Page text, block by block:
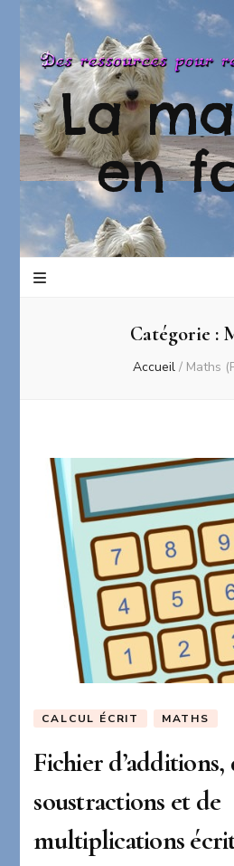
La
en
Catégorie :
Accueil / Maths
CALCUL ÉCRIT MATHS
Fichier d’additions,
soustractions et de
multiplications